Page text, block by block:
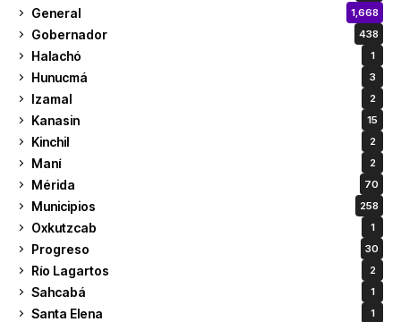
General 1,668
Gobernador 438
Halachó 1
Hunucmá 3
Izamal 2
Kanasin 15
Kinchil 2
Maní 2
Mérida 70
Municipios 258
Oxkutzcab 1
Progreso 30
Río Lagartos 2
Sahcabá 1
Santa Elena 1